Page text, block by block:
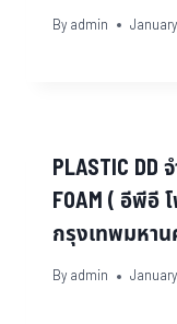
By admin
PLASTIC DD
FOAM ( อีพีอี
กรุงเทพมหา
By admin